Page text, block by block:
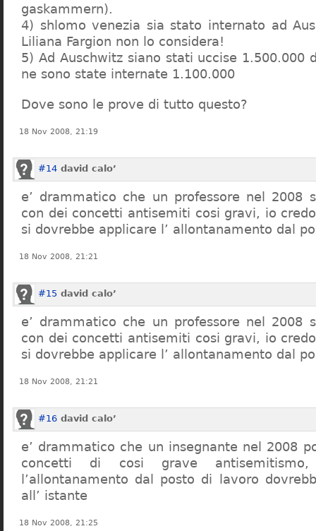
gaskammern).
4) shlomo venezia sia stato internato ad
Liliana Fargion non lo considera!
5) Ad Auschwitz siano stati uccise 1.500.000
ne sono state internate 1.100.000
Dove sono le prove di tutto questo?
18 Nov 2008, 21:19
#14 david calo’
e’ drammatico che un professore nel 2008
con dei concetti antisemiti cosi gravi, io
si dovrebbe applicare l’ allontanamento dal
18 Nov 2008, 21:21
#15 david calo’
e’ drammatico che un professore nel 2008
con dei concetti antisemiti cosi gravi, io
si dovrebbe applicare l’ allontanamento dal
18 Nov 2008, 21:21
#16 david calo’
e’ drammatico che un insegnante nel 2008
concetti di cosi grave
l’allontanamento dal posto di lavoro
all’ istante
18 Nov 2008, 21:25